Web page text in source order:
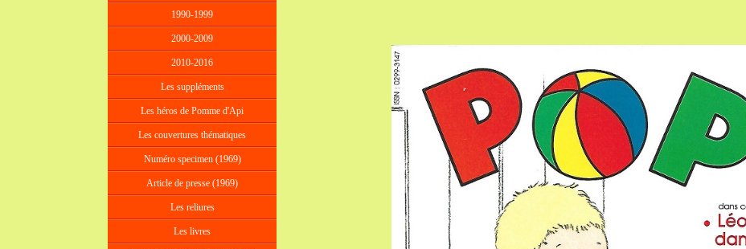
1990-1999
2000-2009
2010-2016
Les suppléments
Les héros de Pomme d'Api
Les couvertures thématiques
Numéro specimen (1969)
Article de presse (1969)
Les reliures
Les livres